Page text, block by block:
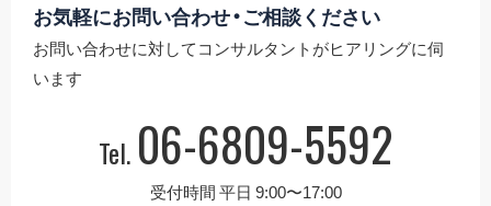
お気軽にお問い合わせ・ご相談ください
お問い合わせに対してコンサルタントがヒアリングに伺
います
Tel. 06-6809-5592
受付時間 平日 9:00〜17:00